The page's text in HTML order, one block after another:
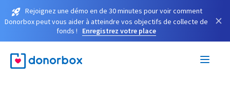
Rejoignez une démo en de 30 minutes pour voir comment
Donorbox peut vous aider à atteindre vos objectifs de collecte de
fonds !
Enregistrez votre place
×